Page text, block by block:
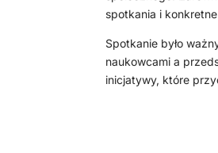
spotkania i
Spotkanie było
naukowcami a
inicjatywy, które